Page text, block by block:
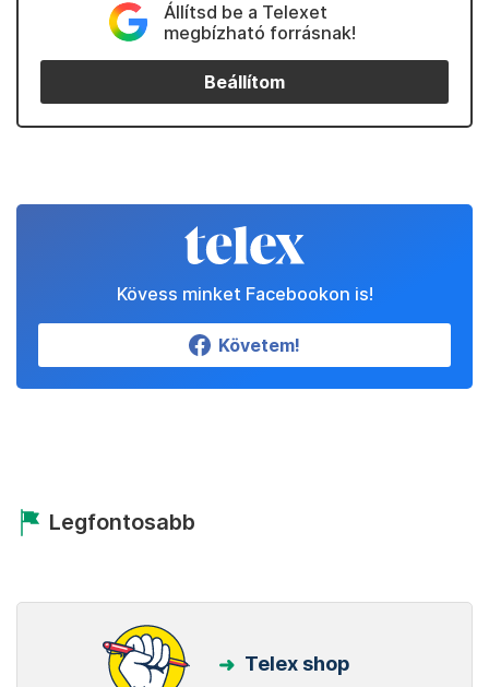
Állítsd be a Telexet
megbízható forrásnak!
Beállítom
Kövess minket Facebookon is!
Követem!
Legfontosabb
Telex shop